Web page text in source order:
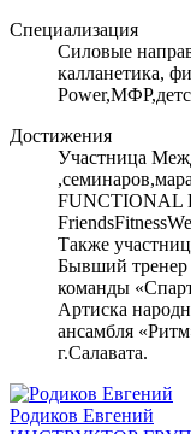
Специализация
Силовые
калланетика,
Достижения
Участница
FUNCTIONAL
Также
Бывший тренер
команды
Артиска
ансамбля
г.Салавата.
Родиков Евгений